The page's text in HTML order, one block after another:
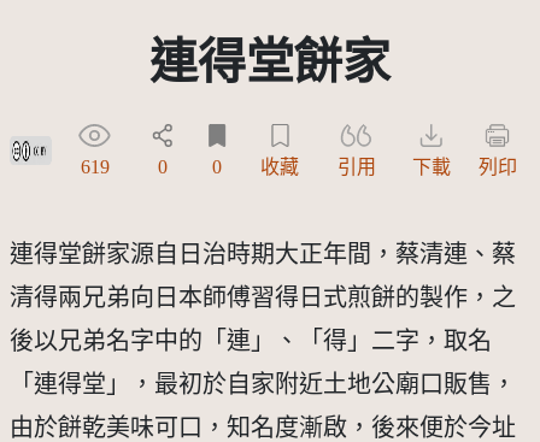
連得堂餅家
創用CC姓名標示 3.0 台灣及其後版本(CC BY 3.0 TW +)
619 0 0 收藏 引用 下載 列印
連得堂餅家源自日治時期大正年間，蔡清連、蔡
清得兩兄弟向日本師傅習得日式煎餅的製作，之
後以兄弟名字中的「連」、「得」二字，取名
「連得堂」，最初於自家附近土地公廟口販售，
由於餅乾美味可口，知名度漸啟，後來便於今址